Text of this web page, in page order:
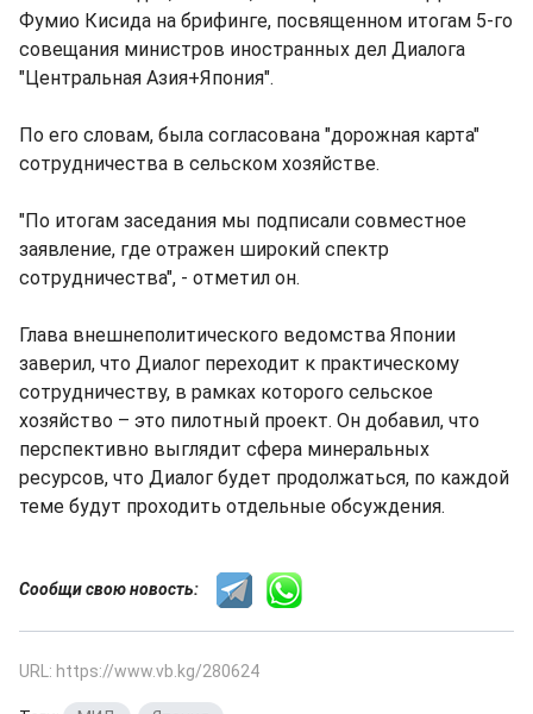
Фумио Кисида на брифинге, посвященном итогам 5-го
совещания министров иностранных дел Диалога
"Центральная Азия+Япония".
По его словам, была согласована "дорожная карта"
сотрудничества в сельском хозяйстве.
"По итогам заседания мы подписали совместное
заявление, где отражен широкий спектр
сотрудничества", - отметил он.
Глава внешнеполитического ведомства Японии
заверил, что Диалог переходит к практическому
сотрудничеству, в рамках которого сельское
хозяйство – это пилотный проект. Он добавил, что
перспективно выглядит сфера минеральных
ресурсов, что Диалог будет продолжаться, по каждой
теме будут проходить отдельные обсуждения.
Сообщи свою новость:
URL: https://www.vb.kg/280624